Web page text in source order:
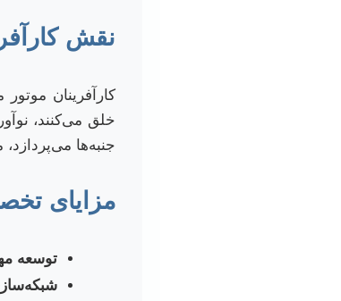
نقش
کارآفرینان
خلق می‌کنند،
جنبه‌ها
مزایای
توسعه